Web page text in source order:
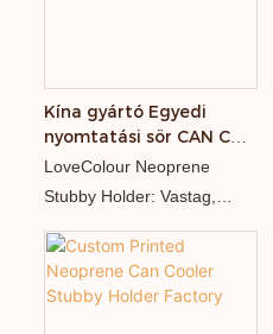
Kína gyártó Egyedi
nyomtatási sör CAN CAN
CENGERE NEOPRENE
MAKBY TÁRSASÁG
LoveColour Neoprene
Stubby Holder: Vastag,
vízálló neoprénből
készülnek - ugyanaz az
anyag, amely a